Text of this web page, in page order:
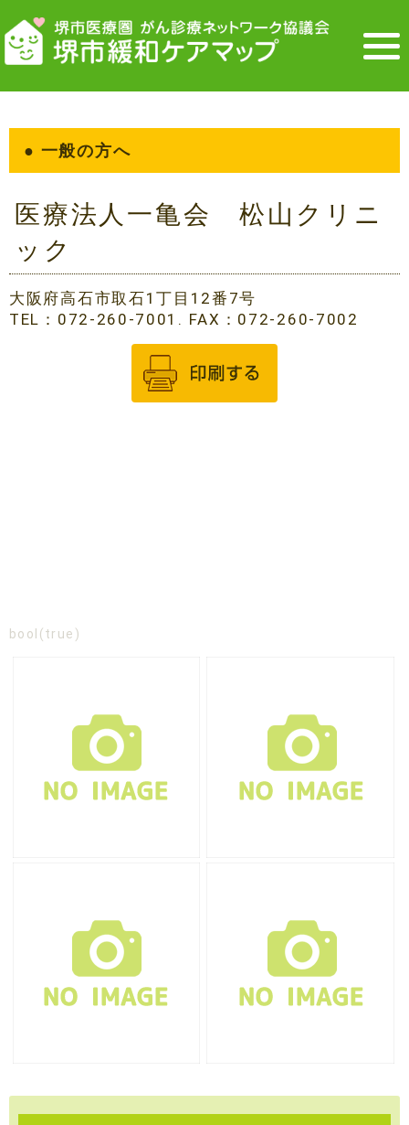
● 一般の方へ
医療法人一亀会 松山クリニ
ック
大阪府高石市取石1丁目12番7号
TEL：072-260-7001. FAX：072-260-7002
bool(true)